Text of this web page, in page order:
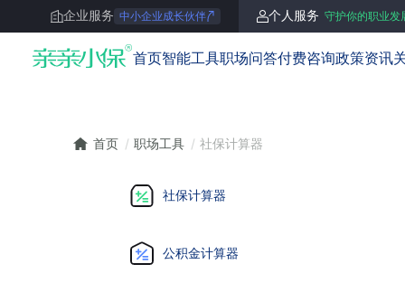
企业服务 中小企业成长伙伴 个人服务 守护你的职业发
亲亲小保 首页智能工具职场问答付费咨询政策资讯
首页 / 职场工具 / 社保计算器
社保计算器
公积金计算器